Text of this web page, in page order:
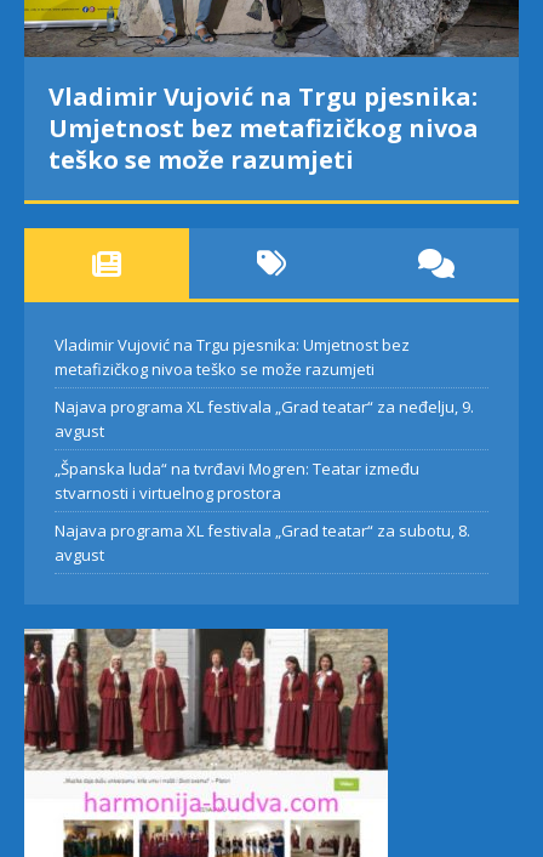
Vladimir Vujović na Trgu pjesnika:
Umjetnost bez metafizičkog nivoa
teško se može razumjeti
Vladimir Vujović na Trgu pjesnika: Umjetnost bez
metafizičkog nivoa teško se može razumjeti
Najava programa XL festivala „Grad teatar“ za neđelju, 9.
avgust
„Španska luda“ na tvrđavi Mogren: Teatar između
stvarnosti i virtuelnog prostora
Najava programa XL festivala „Grad teatar“ za subotu, 8.
avgust